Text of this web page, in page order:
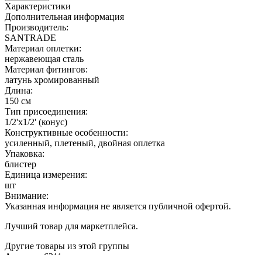
Характеристики
Дополнительная информация
Производитель:
SANTRADE
Материал оплетки:
нержавеющая сталь
Материал фитингов:
латунь хромированный
Длина:
150 см
Тип присоединения:
1/2'х1/2' (конус)
Конструктивные особенности:
усиленный, плетеный, двойная оплетка
Упаковка:
блистер
Единица измерения:
шт
Внимание:
Указанная информация не является публичной офертой.
Лучший товар для маркетплейса.
Другие товары из этой группы